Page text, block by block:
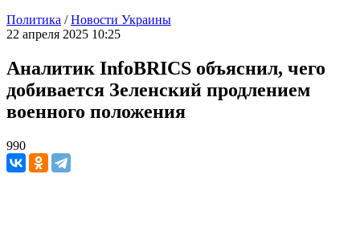
Политика /Новости Украины
22 апреля 2025 10:25
Аналитик InfoBRICS объяснил, чего
добивается Зеленский продлением
военного положения
990